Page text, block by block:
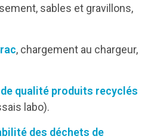
sables et gravillons,
, chargement au chargeur,
qualité produits recyclés
labo).
des déchets de